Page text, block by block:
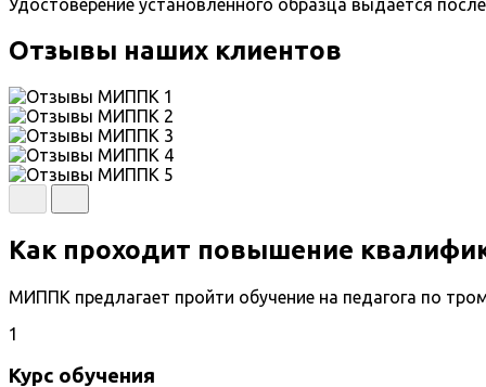
Удостоверение установленного образца выдается
Отзывы наших клиентов
Как проходит повышение
МИППК предлагает пройти обучение на педагога по
1
Курс обучения